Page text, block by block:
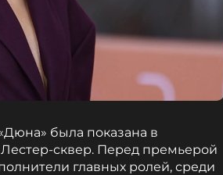
была показана в
сквер. Перед премьерой
главных ролей, среди